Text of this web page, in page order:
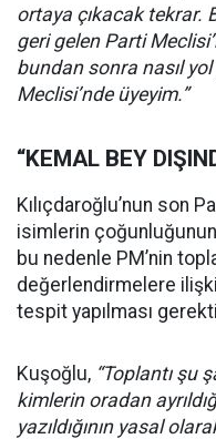
ortaya çıkacak tekrar.
geri gelen Parti
bundan sonra nasıl
Meclisi’nde üyeyim.”
“KEMAL BEY
Kılıçdaroğlu’nun son
isimlerin çoğunluğunun
bu nedenle PM’nin
değerlendirmelere
tespit yapılması
Kuşoğlu, “Toplantı şu
kimlerin oradan
yazıldığının yasal